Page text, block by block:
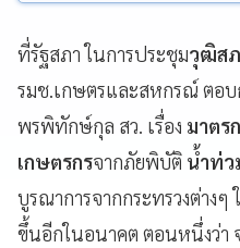
ที่รัฐสภา ในการประชุมวุฒิส
รมช.เกษตรและสหกรณ์ ตอ
พรพิทักษ์กุล สว. เรื่อง มาตร
เกษตรกรจากภัยพิบัติ น้ำท่ว
บูรณาการจากกระทรวงต่าง
ขึ้นอีกในอนาคต ตอนหนึ่งว่า